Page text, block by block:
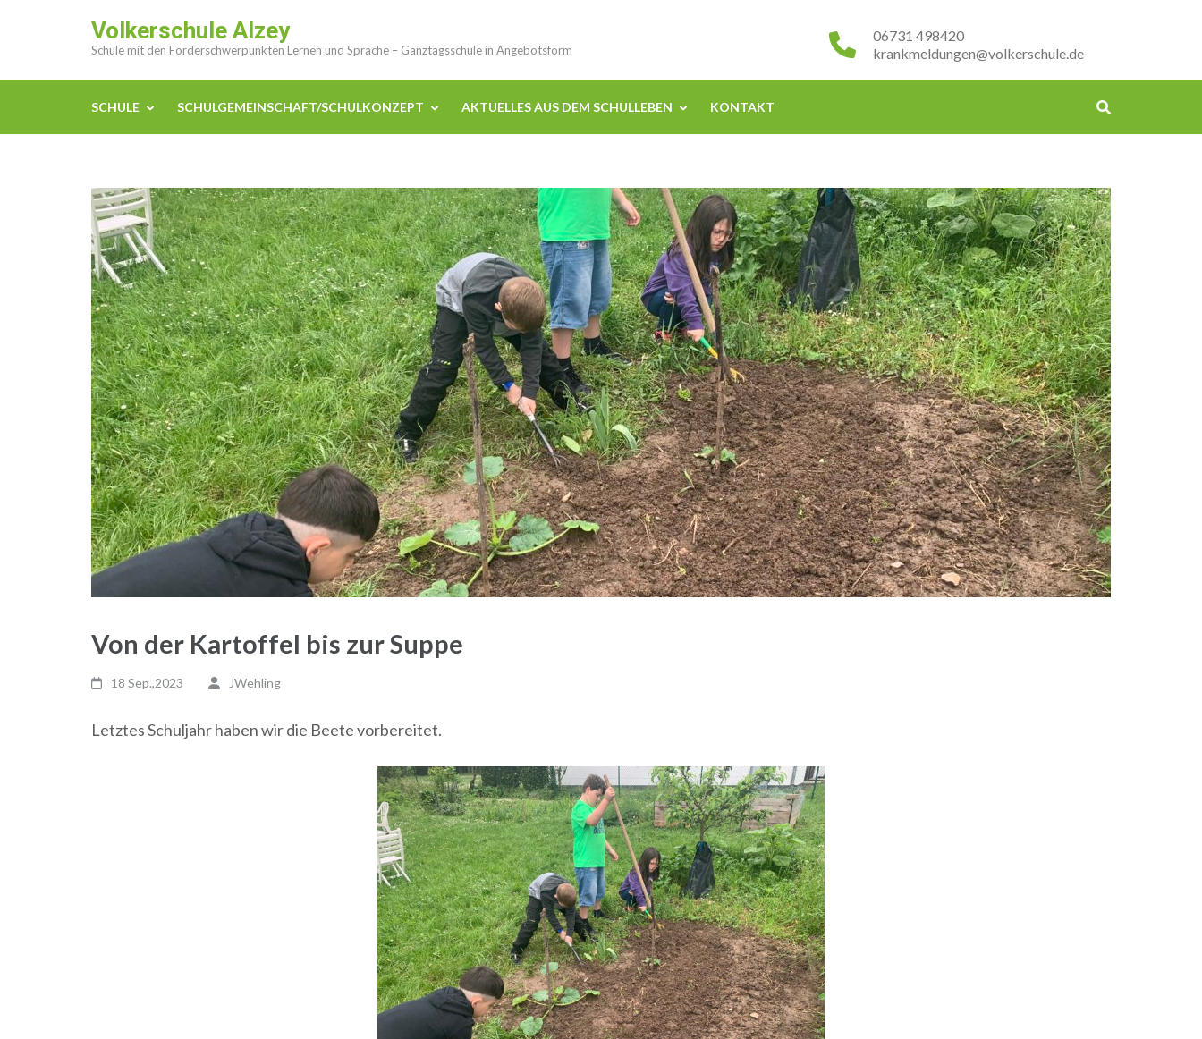
(Enter
Volkerschule Alzey
Schule mit den Förderschwerpunkten Lernen und Sprache – Ganztagsschule in Angebotsform
06731 498420
krankmeldungen@volkerschule.de
SCHULE SCHULGEMEINSCHAFT/SCHULKONZEPT AKTUELLES AUS DEM SCHULLEBEN KONTAKT
Von der Kartoffel bis zur Suppe
18 Sep.,2023 JWehling
Letztes Schuljahr haben wir die Beete vorbereitet.